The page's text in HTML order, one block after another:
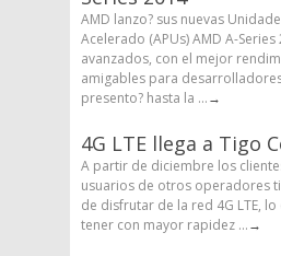
AMD lanzo? sus nuevas
Acelerado (APUs) AMD A-Series
avanzados, con el mejor
amigables para
presento? hasta la ...→
4G LTE llega a Tigo
A partir de diciembre los
usuarios de otros operadores
de disfrutar de la red 4G LTE,
tener con mayor rapidez ...→